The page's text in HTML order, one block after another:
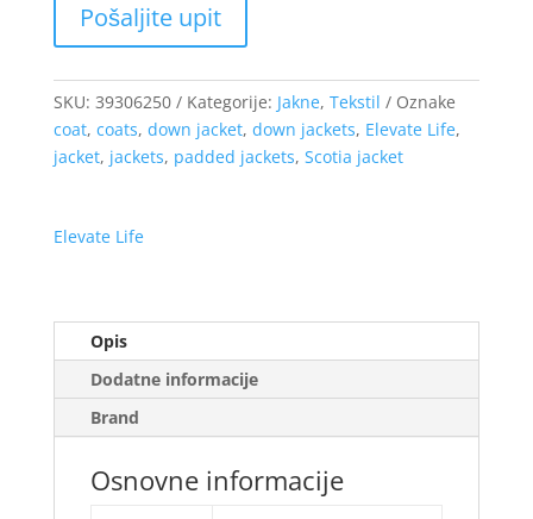
SKU: 39306250 Kategorije: Jakne, Tekstil
Oznake
coat, coats, down jacket, down jackets, Elevate Life,
jacket, jackets, padded jackets, Scotia jacket
Elevate Life
Opis
Dodatne informacije
Brand
Osnovne informacije